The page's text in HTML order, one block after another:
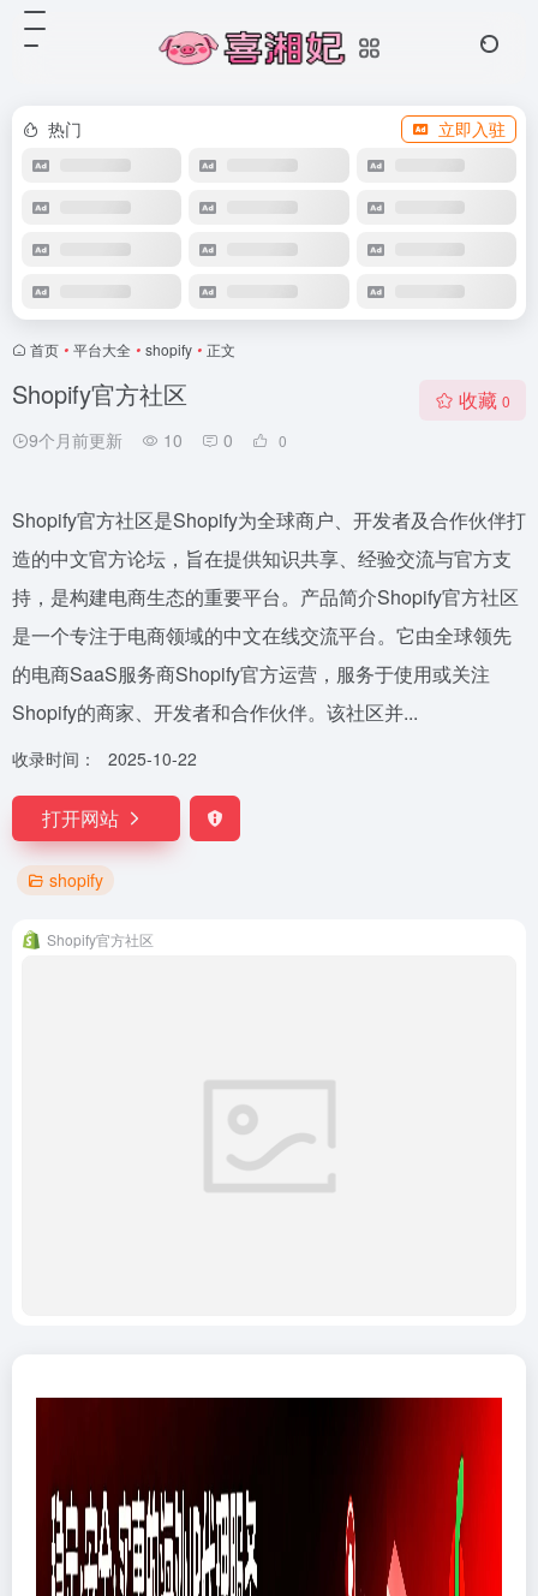
热门 立即入驻
首页 • 平台大全 • shopify • 正文
Shopify官方社区
9个月前更新 10 0 0
收藏 0
Shopify官方社区是Shopify为全球商户、开发者及合作伙伴打
造的中文官方论坛，旨在提供知识共享、经验交流与官方支
持，是构建电商生态的重要平台。产品简介Shopify官方社区
是一个专注于电商领域的中文在线交流平台。它由全球领先
的电商SaaS服务商Shopify官方运营，服务于使用或关注
Shopify的商家、开发者和合作伙伴。该社区并...
收录时间： 2025-10-22
打开网站
shopify
Shopify官方社区